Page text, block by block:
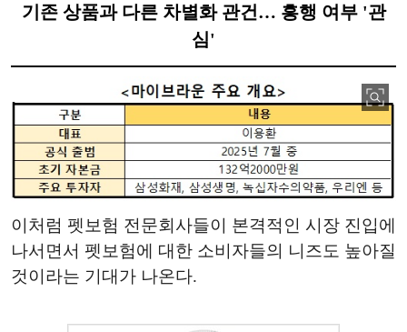
기존 상품과 다른 차별화 관건… 흥행 여부 '관
심'
이처럼 펫보험 전문회사들이 본격적인 시장 진입에
나서면서 펫보험에 대한 소비자들의 니즈도 높아질
것이라는 기대가 나온다.